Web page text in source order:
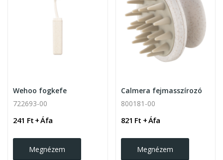
Wehoo fogkefe
722693-00
241 Ft + Áfa
Megnézem
Calmera fejmasszírozó
800181-00
821 Ft + Áfa
Megnézem